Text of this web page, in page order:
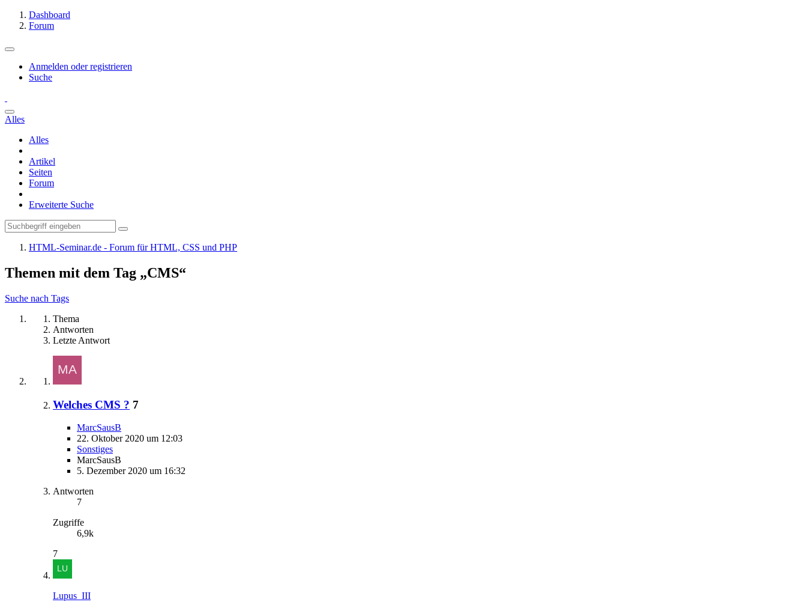
Dashboard
Forum
Anmelden oder registrieren
Suche
Alles
Alles
Artikel
Seiten
Forum
Erweiterte Suche
HTML-Seminar.de - Forum für HTML, CSS und PHP
Themen mit dem Tag „CMS“
Suche nach Tags
Thema
Antworten
Letzte Antwort
Welches CMS ? 7
MarcSausB
22. Oktober 2020 um 12:03
Sonstiges
MarcSausB
5. Dezember 2020 um 16:32
Antworten
7
Zugriffe
6,9k
7
Lupus_III